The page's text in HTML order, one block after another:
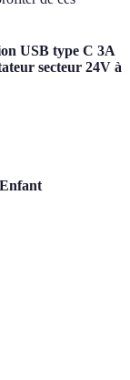
USB type C 3A
secteur 24V à